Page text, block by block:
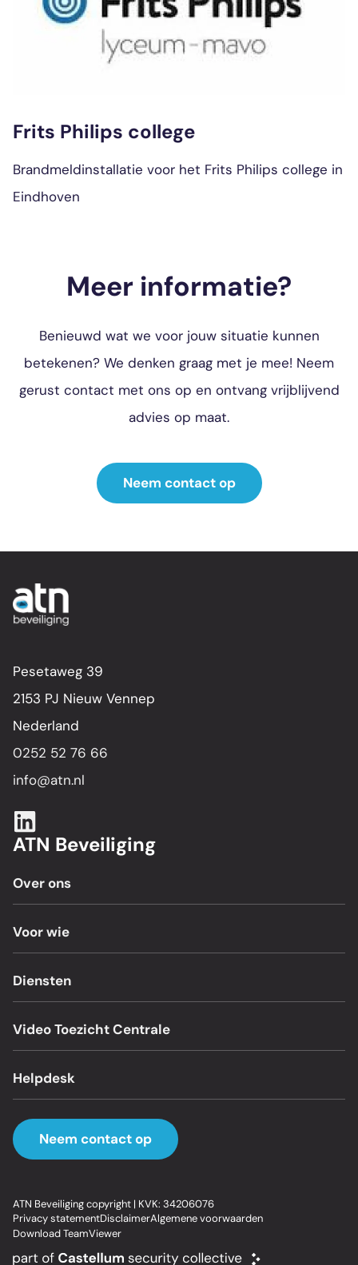
Frits Philips college
Brandmeldinstallatie voor het Frits Philips college in
Eindhoven
Meer informatie?
Benieuwd wat we voor jouw situatie kunnen
betekenen? We denken graag met je mee! Neem
gerust contact met ons op en ontvang vrijblijvend
advies op maat.
Neem contact op
Pesetaweg 39
2153 PJ Nieuw Vennep
Nederland
0252 52 76 66
info@atn.nl
ATN Beveiliging
Over ons
Voor wie
Diensten
Video Toezicht Centrale
Helpdesk
Neem contact op
ATN Beveiliging copyright | KVK: 34206076
Privacy statementDisclaimerAlgemene voorwaarden
Download TeamViewer